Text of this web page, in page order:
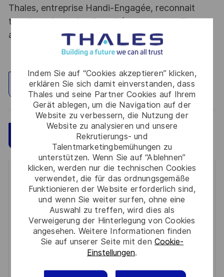
Indem Sie auf “Cookies akzeptieren” klicken,
erklären Sie sich damit einverstanden, dass
Thales und seine Partner Cookies auf Ihrem
Gerät ablegen, um die Navigation auf der
Website zu verbessern, die Nutzung der
Website zu analysieren und unsere
Rekrutierungs- und
Talentmarketingbemühungen zu
unterstützen. Wenn Sie auf “Ablehnen”
klicken, werden nur die technischen Cookies
verwendet, die für das ordnungsgemäße
Funktionieren der Website erforderlich sind,
und wenn Sie weiter surfen, ohne eine
Auswahl zu treffen, wird dies als
Verweigerung der Hinterlegung von Cookies
angesehen. Weitere Informationen finden
Sie auf unserer Seite mit den Cookie-
Einstellungen.
Thales, entreprise Handi-Engagée, reconnait
tous les talents. La diversité est notre meilleur
atout. Postulez et rejoignez nous !
Standort erkunden
Jetzt bewerben Speichern
Get notified for similar jobs
You'll receive updates once a week
Enter
Email
Prüfen Sie die Bedingungen für die Verarbeitung